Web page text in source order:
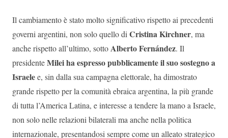
Il cambiamento è stato molto significativo rispetto ai precedenti
governi argentini, non solo quello di Cristina Kirchner, ma
anche rispetto all’ultimo, sottoAlberto Fernández. Il
presidenteMilei ha espresso pubblicamente il suo sostegno a
Israelee, sin dalla sua campagna elettorale, ha dimostrato
grande rispetto per la comunità ebraica argentina, la più grande
di tutta l’America Latina, e interesse a tendere la mano a Israele,
non solo nelle relazioni bilaterali ma anche nella politica
internazionale, presentandosi sempre come un alleato strategico